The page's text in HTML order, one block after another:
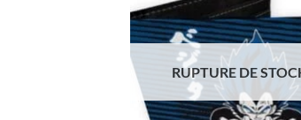
RUPTURE DE